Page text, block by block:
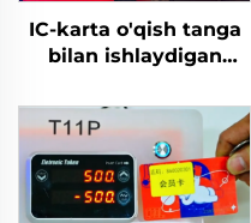
IC-karta o'qish tanga
bilan ishlaydigan
o'qish/tanga itish o'yin
mashinasining o'qish
terminali plastmassa
yapon tilida